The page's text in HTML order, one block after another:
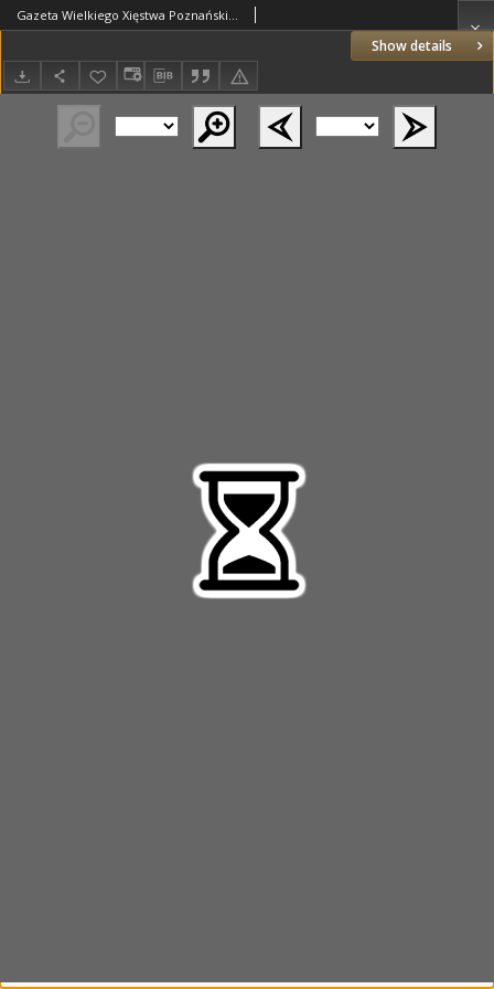
Show details
Gazeta Wielkiego Xięstwa Poznańskiego 1824.05.29 Nr43